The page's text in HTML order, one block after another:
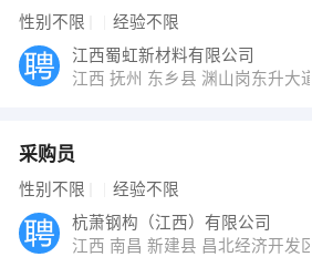
性别不限 经验不限
江西蜀虹新材料有限公司
江西 抚州 东乡县 渊山岗东升大
采购员
性别不限 经验不限
杭萧钢构（江西）有限公司
江西 南昌 新建县 昌北经济开发